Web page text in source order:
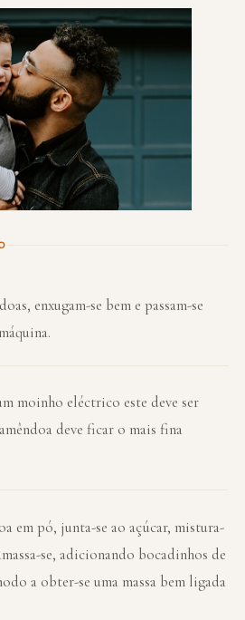
enxugam-se bem e passam-se
moinho eléctrico este deve ser
deve ficar o mais fina
em pó, junta-se ao açúcar, mistura-
se, adicionando bocadinhos de
a obter-se uma massa bem ligada